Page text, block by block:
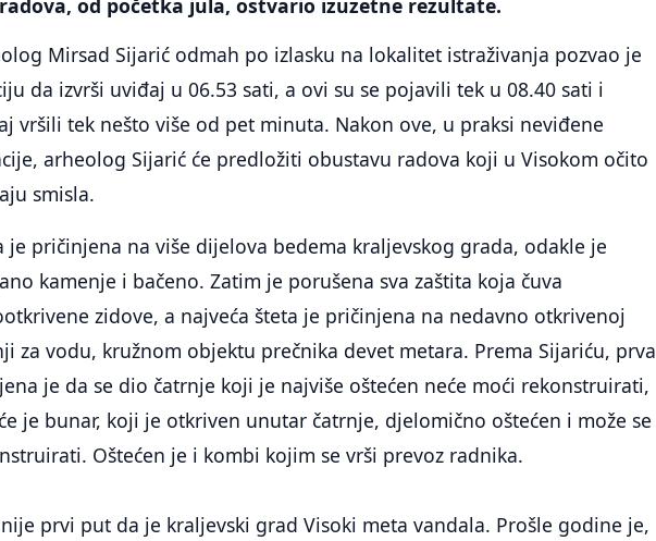
od početka jula, ostvario izuzetne rezultate.
Mirsad Sijarić odmah po izlasku na lokalitet istraživanja pozvao je
da izvrši uviđaj u 06.53 sati, a ovi su se pojavili tek u 08.40 sati i
vršili tek nešto više od pet minuta. Nakon ove, u praksi neviđene
arheolog Sijarić će predložiti obustavu radova koji u Visokom očito
smisla.
je pričinjena na više dijelova bedema kraljevskog grada, odakle je
kamenje i bačeno. Zatim je porušena sva zaštita koja čuva
zidove, a najveća šteta je pričinjena na nedavno otkrivenoj
za vodu, kružnom objektu prečnika devet metara. Prema Sijariću, prva
je da se dio čatrnje koji je najviše oštećen neće moći rekonstruirati,
je bunar, koji je otkriven unutar čatrnje, djelomično oštećen i može se
Oštećen je i kombi kojim se vrši prevoz radnika.
prvi put da je kraljevski grad Visoki meta vandala. Prošle godine je,